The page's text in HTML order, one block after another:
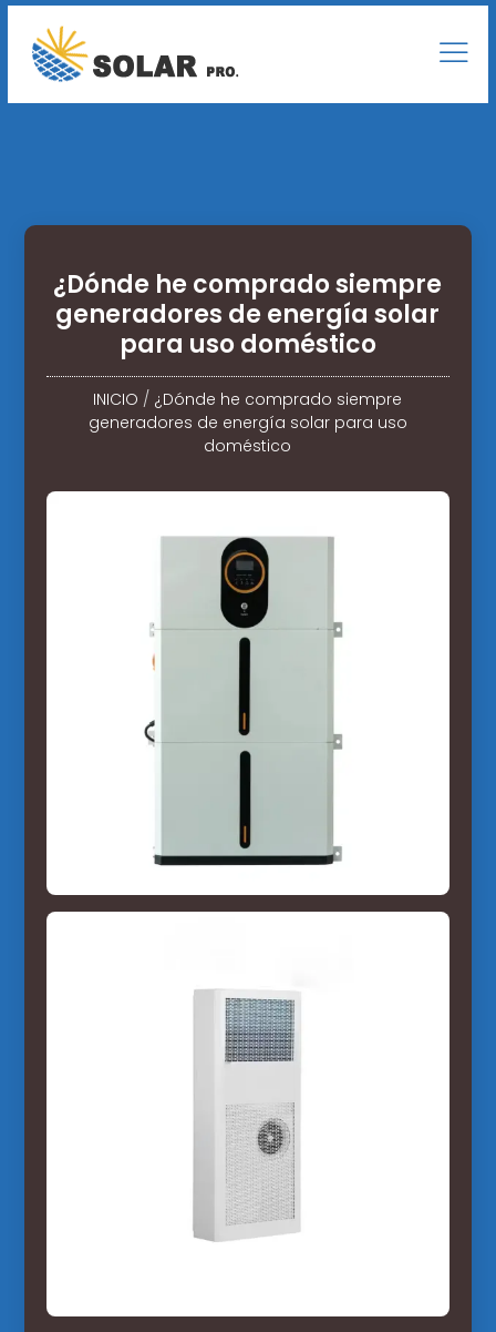
¿Dónde he comprado siempre
generadores de energía solar
para uso doméstico
INICIO / ¿Dónde he comprado siempre
generadores de energía solar para uso
doméstico